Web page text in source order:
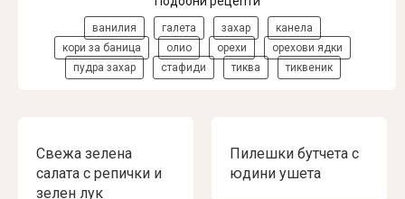
ванилия галета захар
канела
кори за баница
олио орехи
орехови ядки
пудра захар
стафиди тиква тиквеник
Свежа зелена
салата с репички и
зелен лук
Пилешки бутчета с
юдини ушета